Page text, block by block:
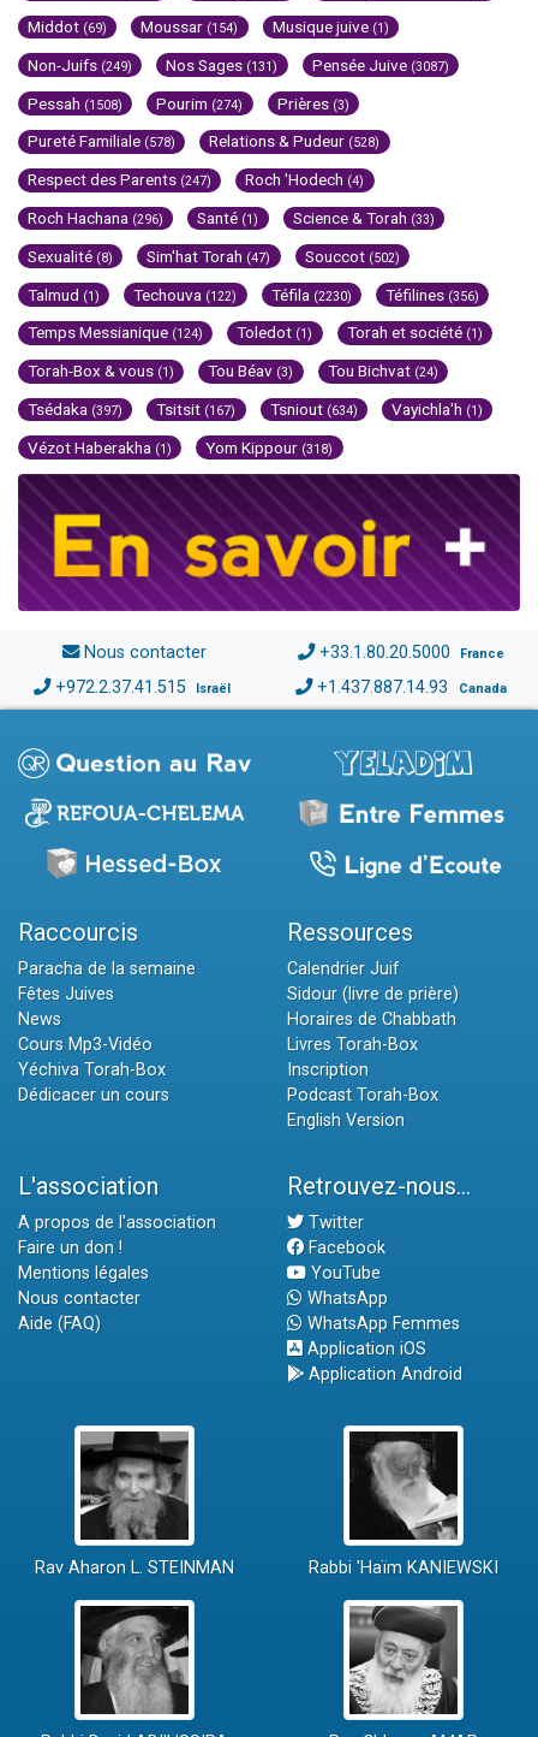
Middot (69) Moussar (154) Musique juive (1)
Non-Juifs (249) Nos Sages (131) Pensée Juive (3087)
Pessah (1508) Pourim (274) Prières (3)
Pureté Familiale (578) Relations & Pudeur (528)
Respect des Parents (247) Roch 'Hodech (4)
Roch Hachana (296) Santé (1) Science & Torah (33)
Sexualité (8) Sim'hat Torah (47) Souccot (502)
Talmud (1) Techouva (122) Téfila (2230) Téfilines (356)
Temps Messianique (124) Toledot (1) Torah et société (1)
Torah-Box & vous (1) Tou Béav (3) Tou Bichvat (24)
Tsédaka (397) Tsitsit (167) Tsniout (634) Vayichla'h (1)
Vézot Haberakha (1) Yom Kippour (318)
Nous contacter +33.1.80.20.5000 France
+972.2.37.41.515 Israël +1.437.887.14.93 Canada
Raccourcis
Paracha de la semaine
Fêtes Juives
News
Cours Mp3-Vidéo
Yéchiva Torah-Box
Dédicacer un cours
Ressources
Calendrier Juif
Sidour (livre de prière)
Horaires de Chabbath
Livres Torah-Box
Inscription
Podcast Torah-Box
English Version
L'association
A propos de l'association
Faire un don !
Mentions légales
Nous contacter
Aide (FAQ)
Retrouvez-nous...
Twitter
Facebook
YouTube
WhatsApp
WhatsApp Femmes
Application iOS
Application Android
Rav Aharon L. STEINMAN Rabbi 'Haïm KANIEWSKI